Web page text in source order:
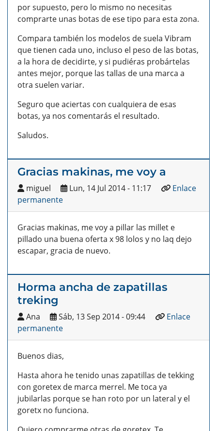
por supuesto, pero lo mismo no necesitas
comprarte unas botas de ese tipo para esta zona.
Compara también los modelos de suela Vibram
que tienen cada uno, incluso el peso de las botas,
a la hora de decidirte, y si pudiéras probártelas
antes mejor, porque las tallas de una marca a
otra suelen variar.
Seguro que aciertas con cualquiera de esas
botas, ya nos comentarás el resultado.
Saludos.
Gracias makinas, me voy a
miguel Lun, 14 Jul 2014 - 11:17
Enlace
permanente
Gracias makinas, me voy a pillar las millet e
pillado una buena oferta x 98 lolos y no laq dejo
escapar, gracia de nuevo.
Horma ancha de zapatillas
treking
Ana Sáb, 13 Sep 2014 - 09:44
Enlace
permanente
Buenos dias,
Hasta ahora he tenido unas zapatillas de tekking
con goretex de marca merrel. Me toca ya
jubilarlas porque se han roto por un lateral y el
goretx no funciona.